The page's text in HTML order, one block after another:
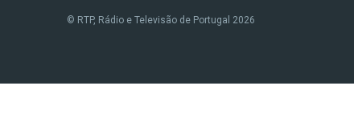
© RTP, Rádio e Televisão de Portugal 2026